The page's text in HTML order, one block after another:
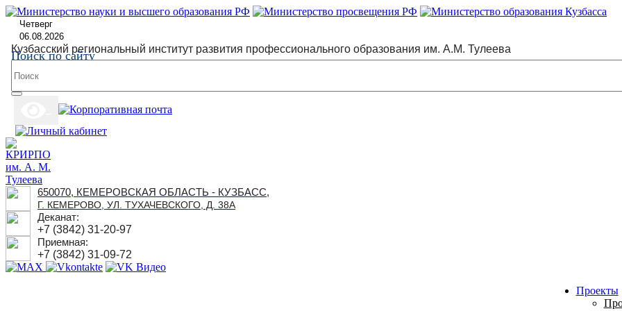
Четверг
06.08.2026
Кузбасский региональный институт развития профессионального образования им. А.М. Тулеева
Поиск по сайту
650070, КЕМЕРОВСКАЯ ОБЛАСТЬ - КУЗБАСС,
Г. КЕМЕРОВО, УЛ. ТУХАЧЕВСКОГО, Д. 38А
Деканат:
+7 (3842) 31-20-97
Приемная:
+7 (3842) 31-09-72
Проекты